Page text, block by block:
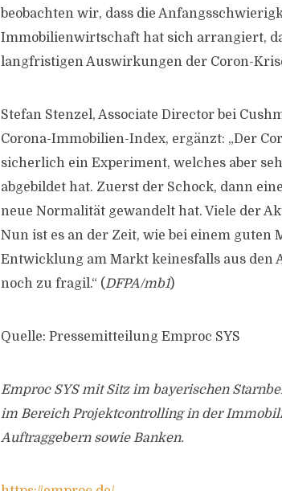
beobachten wir, dass die
Immobilienwirtschaft hat sich arrangiert,
langfristigen Auswirkungen der Coron-
Stefan Stenzel, Associate Director bei
Corona-Immobilien-Index, ergänzt: „Der
sicherlich ein Experiment, welches aber
abgebildet hat. Zuerst der Schock, dann
neue Normalität gewandelt hat. Viele der
Nun ist es an der Zeit, wie bei einem guten
Entwicklung am Markt keinesfalls aus den
noch zu fragil.“ (DFPA/mb1)
Quelle: Pressemitteilung Emproc SYS
Emproc SYS mit Sitz im bayerischen
im Bereich Projektcontrolling in der
Auftraggebern sowie Banken.